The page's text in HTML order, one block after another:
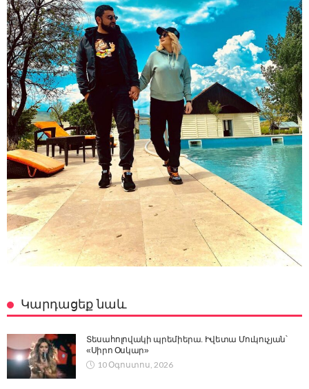
Կարդացեք նաև
Տեսահոլովակի պրեմիերա. Իվետա Մուկուչյան՝
«Սիրո Օսկար»
10 Օգոստոս, 2026